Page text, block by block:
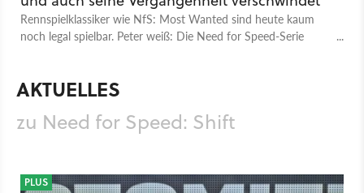
Rennspielklassiker wie NfS: Most Wanted sind heute kaum
noch legal spielbar. Peter weiß: Die Need for Speed-Serie
AKTUELLES
zu Need for Speed: Shift
PLUS